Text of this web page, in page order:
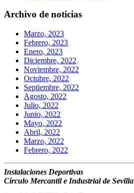
Archivo de noticias
Marzo, 2023
Febrero, 2023
Enero, 2023
Diciembre, 2022
Noviembre, 2022
Octubre, 2022
Septiembre, 2022
Agosto, 2022
Julio, 2022
Junio, 2022
Mayo, 2022
Abril, 2022
Marzo, 2022
Febrero, 2022
Instalaciones Deportivas
Círculo Mercantil e Industrial de Sevilla